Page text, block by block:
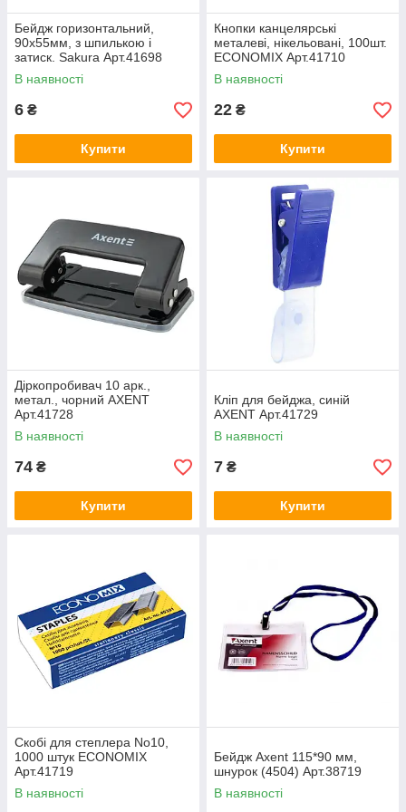
Бейдж горизонтальний,
90х55мм, з шпилькою і
затиск. Sakura Арт.41698
В наявності
6 ₴
Купити
Кнопки канцелярські
металеві, нікельовані, 100шт.
ECONOMIX Арт.41710
В наявності
22 ₴
Купити
Діркопробивач 10 арк.,
метал., чорний AXENT
Арт.41728
В наявності
74 ₴
Купити
Кліп для бейджа, синій
AXENT Арт.41729
В наявності
7 ₴
Купити
Скобі для степлера No10,
1000 штук ECONOMIX
Арт.41719
В наявності
Бейдж Axent 115*90 мм,
шнурок (4504) Арт.38719
В наявності